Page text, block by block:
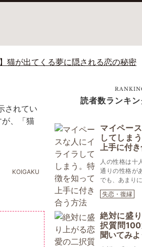
】猫が出てくる夢に隠される恋の秘密
されてい
、「猫
KOIGAKU
読者数ランキン
マイペー
してしま
上手に付
人の性格は十
通りの性格が
でも、あまり
失恋・復縁
絶対に盛
択質問
聞いてみよ